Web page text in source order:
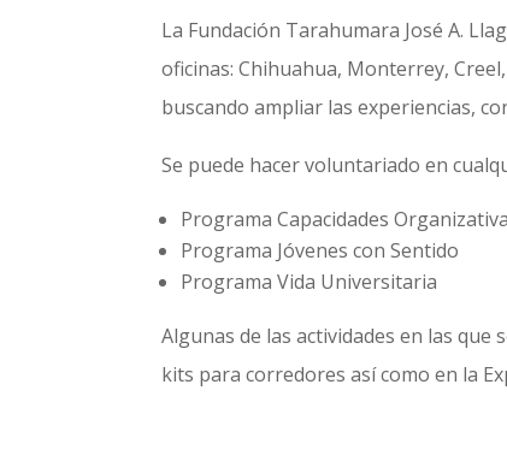
La Fundación Tarahumara José A.
oficinas: Chihuahua, Monterrey,
buscando ampliar las experiencias,
Se puede hacer voluntariado en
Programa Capacidades
Programa Jóvenes con Sentido
Programa Vida Universitaria
Algunas de las actividades en las
kits para corredores así como en la